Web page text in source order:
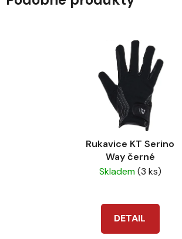
Rukavice KT Serino
Way černé
Skladem(3 ks)
DETAIL